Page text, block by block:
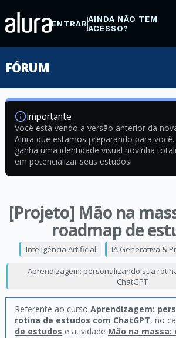
ENTRARAINDA NÃO TEM
ACESSO?
FÓRUM
Importante
Você está vendo a versão anterior da
Alura que estamos preparando para você.
ganha uma identidade visual novinha
em potencializar seus estudos!
[Projeto] Mão na
roadmap de
Inteligência Artificial IA Generativa &
Aprendizagem: personalizando sua
ChatGPT
Referente ao curso Aprendizagem:
rotina de estudos com ChatGPT, no
de estudos e atividade Mão na massa: